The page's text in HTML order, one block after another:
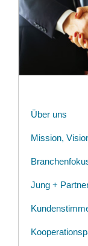
Über uns
Mission,
Jung +